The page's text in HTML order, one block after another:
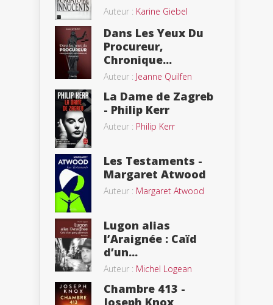
Auteur : Karine Giebel
Dans Les Yeux Du
Procureur,
Chronique...
Auteur : Jeanne Quilfen
La Dame de Zagreb
- Philip Kerr
Auteur : Philip Kerr
Les Testaments -
Margaret Atwood
Auteur : Margaret Atwood
Lugon alias
l’Araignée : Caïd
d’un...
Auteur : Michel Logean
Chambre 413 -
Joseph Knox